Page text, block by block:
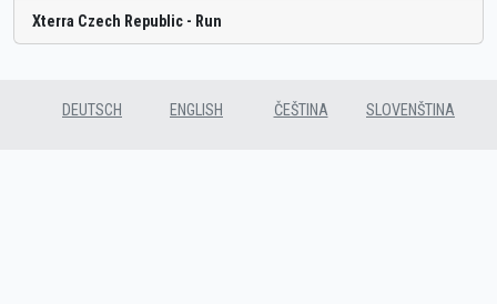
Xterra Czech Republic - Run
DEUTSCH ENGLISH ČEŠTINA SLOVENŠTINA